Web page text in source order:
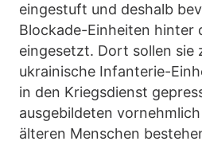
eingestuft und deshalb
Blockade-Einheiten hinter
eingesetzt. Dort sollen sie
ukrainische Infanterie-
in den Kriegsdienst
ausgebildeten
älteren Menschen